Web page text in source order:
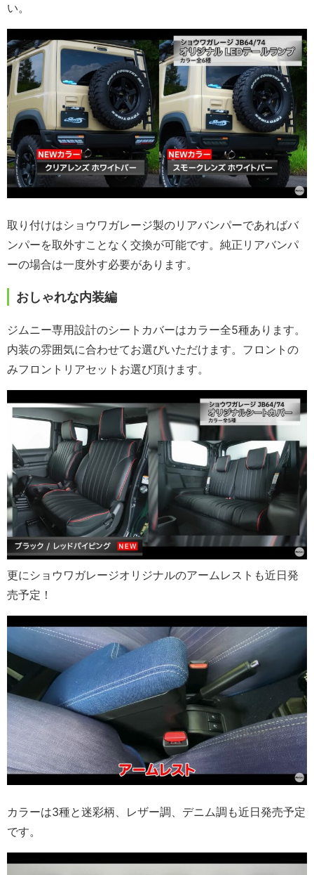
い。
取り付けはショウワガレージ製のリアバンパーであればバ
ンパーを取外すことなく交換が可能です。純正リアバンパ
ーの場合は一度外す必要があります。
おしゃれな内装編
ジムニー専用設計のシートカバーはカラー全5種あります。
内装の雰囲気に合わせてお選びいただけます。フロントの
みフロントリアセットお選び頂けます。
更にショウワガレージオリジナルのアームレストも近日発
売予定！
カラーは3種と迷彩柄、レザー調、デニム調も近日発売予定
です。